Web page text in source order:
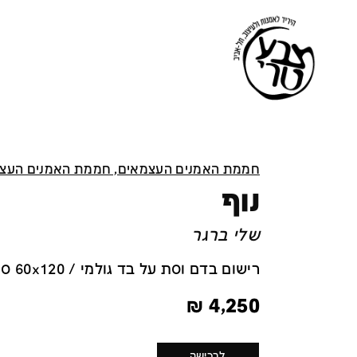
חממת האמנים העצמאים, חממת האמנים
נוף
שלי ברגר
רישום בדם וסת על בד גולמי / 60x120 ס''מ
4,250
₪